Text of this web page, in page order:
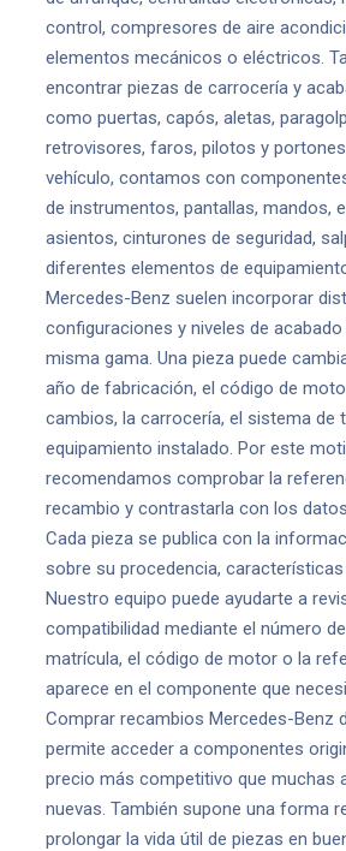
control, compresores de aire
elementos mecánicos o eléctricos.
encontrar piezas de carrocería y
como puertas, capós, aletas,
retrovisores, faros, pilotos y
vehículo, contamos con
de instrumentos, pantallas, mandos,
asientos, cinturones de seguridad,
diferentes elementos de
Mercedes-Benz suelen incorporar
configuraciones y niveles de
misma gama. Una pieza puede
año de fabricación, el código de
cambios, la carrocería, el sistema de
equipamiento instalado. Por este
recomendamos comprobar la
recambio y contrastarla con los
Cada pieza se publica con la
sobre su procedencia,
Nuestro equipo puede ayudarte a
compatibilidad mediante el número
matrícula, el código de motor o la
aparece en el componente que
Comprar recambios Mercedes-Benz
permite acceder a componentes
precio más competitivo que muchas
nuevas. También supone una forma
prolongar la vida útil de piezas en